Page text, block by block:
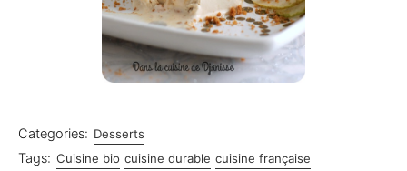
Categories: Desserts
Tags: Cuisine bio cuisine durable cuisine française